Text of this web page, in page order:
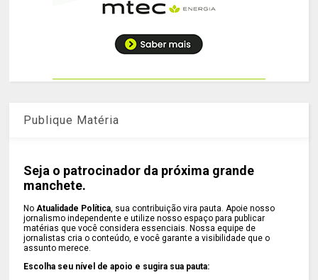
Publique Matéria
Seja o patrocinador da próxima grande
manchete.
NoAtualidade Política, sua contribuição vira pauta. Apoie nosso
jornalismo independente e utilize nosso espaço para publicar
matérias que você considera essenciais. Nossa equipe de
jornalistas cria o conteúdo, e você garante a visibilidade que o
assunto merece.
Escolha seu nível de apoio e sugira sua pauta: